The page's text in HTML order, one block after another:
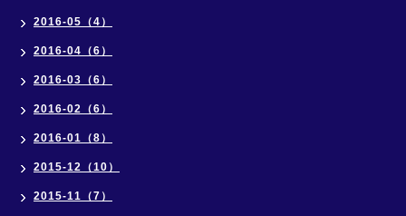
2016-05（4）
2016-04（6）
2016-03（6）
2016-02（6）
2016-01（8）
2015-12（10）
2015-11（7）